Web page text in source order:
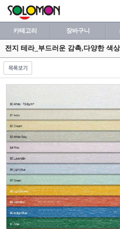
카테고리 장바구니
전지 테라_부드러운 감촉,다양한 색